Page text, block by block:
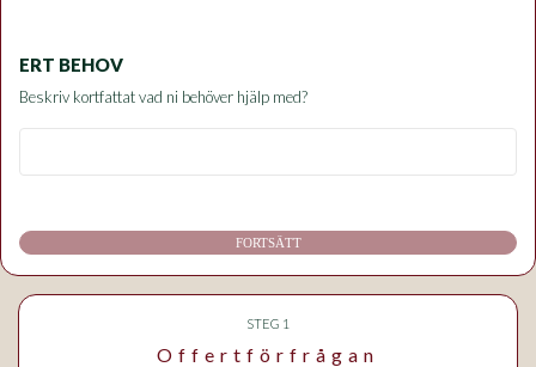
ERT BEHOV
Beskriv kortfattat vad ni behöver hjälp med?
FORTSÄTT
STEG 1
Offertförfrågan